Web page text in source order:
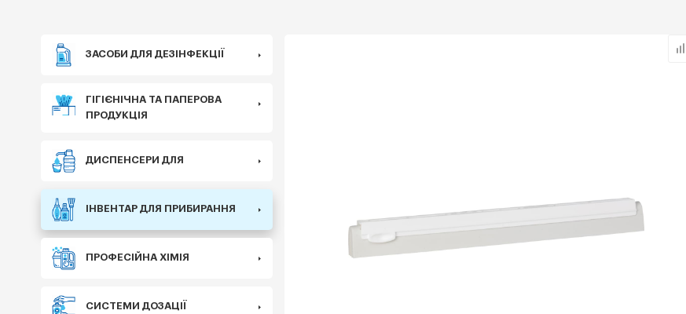
ЗАСОБИ ДЛЯ ДЕЗІНФЕКЦІЇ
ГІГІЄНІЧНА ТА ПАПЕРОВА
ПРОДУКЦІЯ
ДИСПЕНСЕРИ ДЛЯ
ІНВЕНТАР ДЛЯ ПРИБИРАННЯ
ПРОФЕСІЙНА ХІМІЯ
СИСТЕМИ ДОЗАЦІЇ